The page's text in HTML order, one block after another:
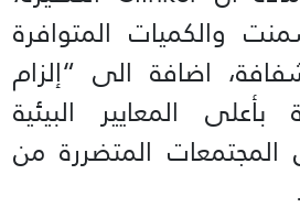
والكميات المتوافرة
اضافة الى “إلزام
بأعلى المعايير البيئية
المتضررة من